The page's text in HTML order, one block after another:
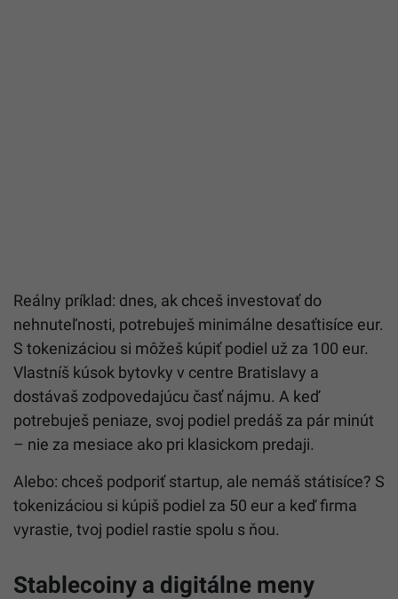
Reálny príklad: dnes, ak chceš investovať do
nehnuteľnosti, potrebuješ minimálne desaťtisíce eur.
S tokenizáciou si môžeš kúpiť podiel už za 100 eur.
Vlastníš kúsok bytovky v centre Bratislavy a
dostávaš zodpovedajúcu časť nájmu. A keď
potrebuješ peniaze, svoj podiel predáš za pár minút
– nie za mesiace ako pri klasickom predaji.
Alebo: chceš podporiť startup, ale nemáš státisíce? S
tokenizáciou si kúpiš podiel za 50 eur a keď firma
vyrastie, tvoj podiel rastie spolu s ňou.
Stablecoiny a digitálne meny